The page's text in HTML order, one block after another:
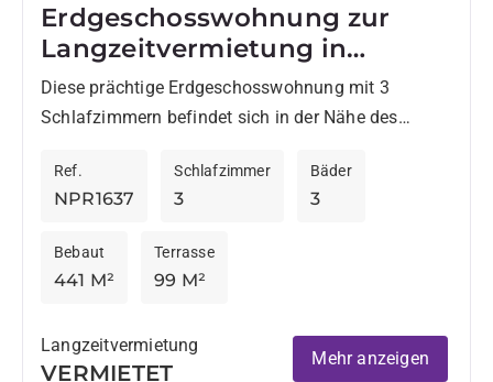
Erdgeschosswohnung zur
Langzeitvermietung in
Hacienda Valderrama
Diese prächtige Erdgeschosswohnung mit 3
Schlafzimmern befindet sich in der Nähe des
zeichnet sich durch ihre Großzügigkeit und
insbesondere...
NPR1637
Ref.
3
Schlafzimmer
3
Bäder
441 M²
Bebaut
99 M²
Terrasse
Langzeitvermietung
VERMIETET
Mehr anzeigen